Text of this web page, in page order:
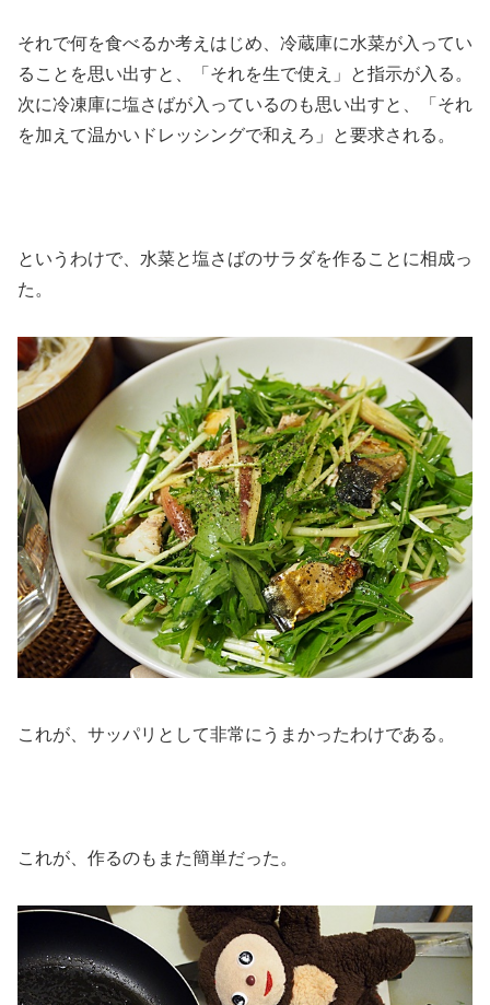
それで何を食べるか考えはじめ、冷蔵庫に水菜が入ってい
ることを思い出すと、「それを生で使え」と指示が入る。
次に冷凍庫に塩さばが入っているのも思い出すと、「それ
を加えて温かいドレッシングで和えろ」と要求される。
というわけで、水菜と塩さばのサラダを作ることに相成っ
た。
これが、サッパリとして非常にうまかったわけである。
これが、作るのもまた簡単だった。